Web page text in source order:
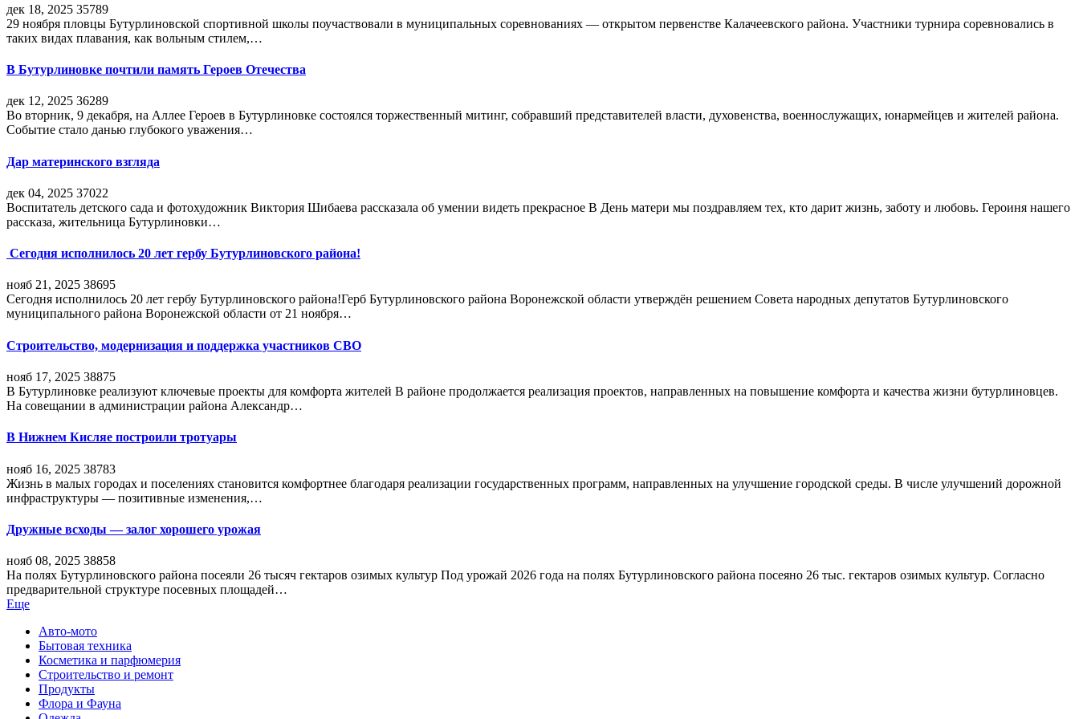
дек 18, 2025 35789
29 ноября пловцы Бутурлиновской спортивной школы поучаствовали в муниципальных соревнованиях — открытом первенстве Калачеевского района. Участники турнира соревновались в
таких видах плавания, как вольным стилем,…
В Бутурлиновке почтили память Героев Отечества
дек 12, 2025 36289
Во вторник, 9 декабря, на Аллее Героев в Бутурлиновке состоялся торжественный митинг, собравший представителей власти, духовенства, военнослужащих, юнармейцев и жителей района.
Событие стало данью глубокого уважения…
Дар материнского взгляда
дек 04, 2025 37022
Воспитатель детского сада и фотохудожник Виктория Шибаева рассказала об умении видеть прекрасное В День матери мы поздравляем тех, кто дарит жизнь, заботу и любовь. Героиня нашего
рассказа, жительница Бутурлиновки…
Сегодня исполнилось 20 лет гербу Бутурлиновского района!
нояб 21, 2025 38695
Сегодня исполнилось 20 лет гербу Бутурлиновского района!Герб Бутурлиновского района Воронежской области утверждён решением Совета народных депутатов Бутурлиновского
муниципального района Воронежской области от 21 ноября…
Строительство, модернизация и поддержка участников СВО
нояб 17, 2025 38875
В Бутурлиновке реализуют ключевые проекты для комфорта жителей В районе продолжается реализация проектов, направленных на повышение комфорта и качества жизни бутурлиновцев.
На совещании в администрации района Александр…
В Нижнем Кисляе построили тротуары
нояб 16, 2025 38783
Жизнь в малых городах и поселениях становится комфортнее благодаря реализации государственных программ, направленных на улучшение городской среды. В числе улучшений дорожной
инфраструктуры — позитивные изменения,…
Дружные всходы — залог хорошего урожая
нояб 08, 2025 38858
На полях Бутурлиновского района посеяли 26 тысяч гектаров озимых культур Под урожай 2026 года на полях Бутурлиновского района посеяно 26 тыс. гектаров озимых культур. Согласно
предварительной структуре посевных площадей…
Еще
Авто-мото
Бытовая техника
Косметика и парфюмерия
Строительство и ремонт
Продукты
Флора и Фауна